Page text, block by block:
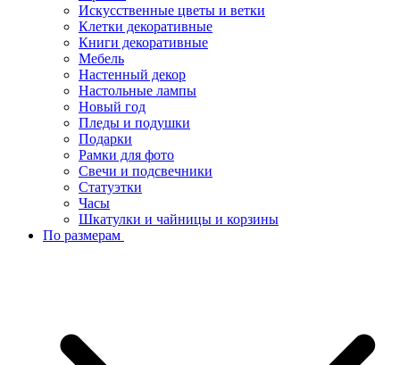
Искусcтвенные цветы и ветки
Клетки декоративные
Книги декоративные
Мебель
Настенный декор
Настольные лампы
Новый год
Пледы и подушки
Подарки
Рамки для фото
Свечи и подсвечники
Статуэтки
Часы
Шкатулки и чайницы и корзины
По размерам